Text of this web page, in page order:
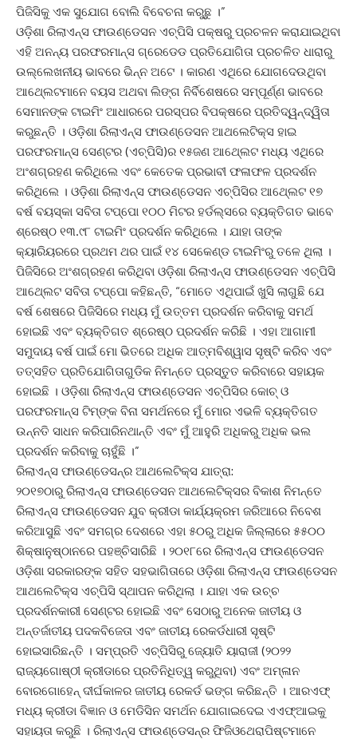
ପିଜିସିକୁ ଏକ ସୁଯୋଗ ବୋଲି ବିବେଚନା କରୁଛୁ ।”
ଓଡ଼ିଶା ରିଲାଏନ୍ସ ଫାଉଣ୍ଡେସନ ଏଚ୍‍ପିସି ପକ୍ଷରୁ ପ୍ରଚଳନ କରାଯାଇଥିବା
ଏହି ଅନନ୍ୟ ପରଫରମାନ୍ସ ଗ୍ରେଡେଡ ପ୍ରତିଯୋଗିତା ପ୍ରଚଳିତ ଧାରାରୁ
ଉଲ୍ଲେଖନୀୟ ଭାବରେ ଭିନ୍ନ ଅଟେ । କାରଣ ଏଥିରେ ଯୋଗଦେଉଥିବା
ଆଥ୍‍ଲେଟମାନେ ବୟସ ଅଥବା ଲିଙ୍ଗ ନିର୍ବିଶେଷରେ ସମ୍ପୂର୍ଣ୍ଣ ଭାବରେ
ସେମାନଙ୍କ ଟାଇମିଂ ଆଧାରରେ ପରସ୍ପର ବିପକ୍ଷରେ ପ୍ରତିଦ୍ୱନ୍ଦ୍ୱିତା
କରୁଛନ୍ତି । ଓଡ଼ିଶା ରିଲାଏନ୍ସ ଫାଉଣ୍ଡେସନ ଆଥଲେଟିକ୍ସ ହାଇ
ପରଫରମାନ୍ସ ସେଣ୍ଟର (ଏଚ୍‍ପିସି)ର ୧୫ଜଣ ଆଥ୍‍ଲେଟ ମଧ୍ୟ ଏଥିରେ
ଅଂଶଗ୍ରହଣ କରିଥିଲେ ଏବଂ କେତେକ ପ୍ରଭାବୀ ଫଳାଫଳ ପ୍ରଦର୍ଶନ
କରିଥିଲେ । ଓଡ଼ିଶା ରିଲାଏନ୍ସ ଫାଉଣ୍ଡେସନ ଏଚ୍‍ପିସିର ଆଥ୍‍ଲେଟ ୧୭
ବର୍ଷ ବୟସ୍କା ସବିତା ଟପ୍ପୋ ୧୦୦ ମିଟର ହର୍ଡଲ୍ସରେ ବ୍ୟକ୍ତିଗତ ଭାବେ
ଶ୍ରେଷ୍ଠ ୧୩.୯୮ ଟାଇମିଂ ପ୍ରଦର୍ଶନ କରିଥିଲେ । ଯାହା ତାଙ୍କ
କ୍ୟାରିୟରରେ ପ୍ରଥମ ଥର ପାଇଁ ୧୪ ସେକେଣ୍ଡ ଟାଇମିଂରୁ ତଳେ ଥିଲା ।
ପିଜିସିରେ ଅଂଶଗ୍ରହଣ କରିଥିବା ଓଡ଼ିଶା ରିଲାଏନ୍ସ ଫାଉଣ୍ଡେସନ ଏଚ୍‍ପିସି
ଆଥ୍‍ଲେଟ ସବିତା ଟପ୍ପୋ କହିଛନ୍ତି, “ମୋତେ ଏଥିପାଇଁ ଖୁସି ଲାଗୁଛି ଯେ
ବର୍ଷ ଶେଷରେ ପିଜିସିରେ ମଧ୍ୟ ମୁଁ ଉତ୍ତମ ପ୍ରଦର୍ଶନ କରିବାକୁ ସମର୍ଥ
ହୋଇଛି ଏବଂ ବ୍ୟକ୍ତିଗତ ଶ୍ରେଷ୍ଠ ପ୍ରଦର୍ଶନ କରିଛି । ଏହା ଆଗାମୀ
ସମୁଦାୟ ବର୍ଷ ପାଇଁ ମୋ ଭିତରେ ଅଧିକ ଆତ୍ମବିଶ୍ୱାସ ସୃଷ୍ଟି କରିବ ଏବଂ
ତତ୍‍ସହିତ ପ୍ରତିଯୋଗିତାଗୁଡିକ ନିମନ୍ତେ ପ୍ରସ୍ତୁତ କରିବାରେ ସହାୟକ
ହୋଇଛି । ଓଡ଼ିଶା ରିଲାଏନ୍ସ ଫାଉଣ୍ଡେସନ ଏଚ୍‍ପିସିର କୋଚ୍‍ ଓ
ପରଫରମାନ୍ସ ଟିମ୍‍ଙ୍କ ବିନା ସମର୍ଥନରେ ମୁଁ ମୋର ଏଭଳି ବ୍ୟକ୍ତିଗତ
ଉନ୍ନତି ସାଧନ କରିପାରିନଥାନ୍ତି ଏବଂ ମୁଁ ଆହୁରି ଅଧିକରୁ ଅଧିକ ଭଲ
ପ୍ରଦର୍ଶନ କରିବାକୁ ଚାହୁଁଛି ।”
ରିଲାଏନ୍ସ ଫାଉଣ୍ଡେସନ୍‍ର ଆଥଲେଟିକ୍ସ ଯାତ୍ରା:
୨୦୧୭ଠାରୁ ରିଲାଏନ୍ସ ଫାଉଣ୍ଡେସନ ଆଥଲେଟିକ୍ସର ବିକାଶ ନିମନ୍ତେ
ରିଲାଏନ୍ସ ଫାଉଣ୍ଡେସନ ଯୁବ କ୍ରୀଡା କାର୍ଯ୍ୟକ୍ରମ ଜରିଆରେ ନିବେଶ
କରିଆସୁଛି ଏବଂ ସମଗ୍ର ଦେଶରେ ଏହା ୫୦ରୁ ଅଧିକ ଜିଲ୍ଲାରେ ୫୫୦୦
ଶିକ୍ଷାନୁଷ୍ଠାନରେ ପହଞ୍ଚିସାରିଛି । ୨୦୧୮ରେ ରିଲାଏନ୍ସ ଫାଉଣ୍ଡେସନ
ଓଡ଼ିଶା ସରକାରଙ୍କ ସହିତ ସହଭାଗିତାରେ ଓଡ଼ିଶା ରିଲାଏନ୍ସ ଫାଉଣ୍ଡେସନ
ଆଥଲେଟିକ୍ସ ଏଚ୍‍ପିସି ସ୍ଥାପନ କରିଥିଲା । ଯାହା ଏକ ଉଚ୍ଚ
ପ୍ରଦର୍ଶନକାରୀ ସେଣ୍ଟର ହୋଇଛି ଏବଂ ସେଠାରୁ ଅନେକ ଜାତୀୟ ଓ
ଅନ୍ତର୍ଜାତୀୟ ପଦକବିଜେତା ଏବଂ ଜାତୀୟ ରେକର୍ଡଧାରୀ ସୃଷ୍ଟି
ହୋଇସାରିଛନ୍ତି । ସମ୍ପ୍ରତି ଏଚ୍‍ପିସିରୁ ଜ୍ୟୋତି ୟାରାଜୀ (୨୦୨୨
ରାଜ୍ୟଗୋଷ୍ଠୀ କ୍ରୀଡାରେ ପ୍ରତିନିଧିତ୍ୱ କରୁଥିବା) ଏବଂ ଅମ୍ଳାନ
ବୋରଗୋହେନ୍‍ ଦୀର୍ଘକାଳର ଜାତୀୟ ରେକର୍ଡ ଭଙ୍ଗ କରିଛନ୍ତି । ଆରଏଫ୍‍
ମଧ୍ୟ କ୍ରୀଡା ବିଜ୍ଞାନ ଓ ମେଡିସିନ ସମର୍ଥନ ଯୋଗାଇଦେଇ ଏଏଫ୍‍ଆଇକୁ
ସହାୟତା କରୁଛି । ରିଲାଏନ୍ସ ଫାଉଣ୍ଡେସନ୍‍ର ଫିଜିଓଥେରାପିଷ୍ଟମାନେ